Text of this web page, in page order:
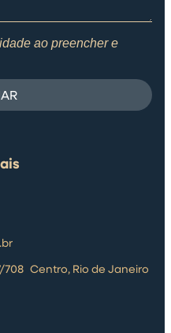
ao preencher e
708 Centro, Rio de Janeiro